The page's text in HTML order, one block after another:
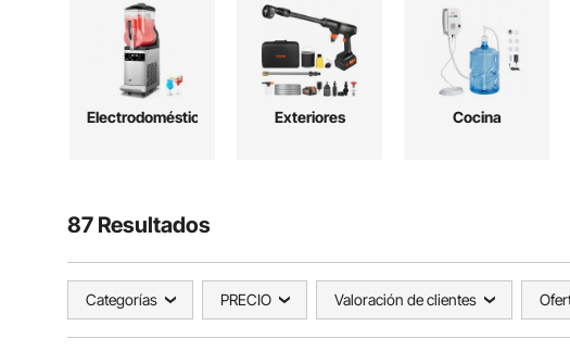
Electrodomésticos Exteriores Cocina
87 Resultados
Categorías PRECIO Valoración de clientes